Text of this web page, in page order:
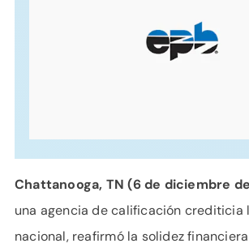
Chattanooga, TN (6 de diciembre
una agencia de calificación crediticia
nacional, reafirmó la solidez